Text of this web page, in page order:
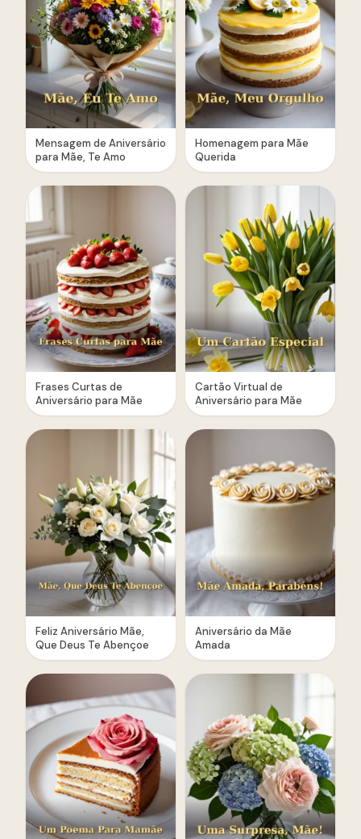
Mensagem de Aniversário
para Mãe, Te Amo
Frases Curtas de
Aniversário para Mãe
Feliz Aniversário Mãe,
Que Deus Te Abençoe
Homenagem para Mãe
Querida
Cartão Virtual de
Aniversário para Mãe
Aniversário da Mãe
Amada